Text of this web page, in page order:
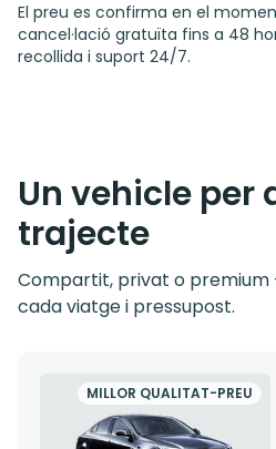
El preu es confirma en el
cancel·lació gratuïta fins a 48
recollida i suport 24/7.
Un vehicle per
trajecte
Compartit, privat o premium
cada viatge i pressupost.
MILLOR QUALITAT-PREU